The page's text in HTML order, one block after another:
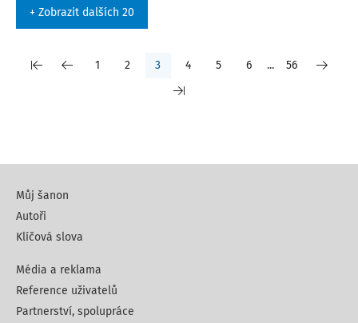
+ Zobrazit dalších 20
1 2 3 4 5 6 ... 56
Můj šanon
Autoři
Klíčová slova
Média a reklama
Reference uživatelů
Partnerství, spolupráce